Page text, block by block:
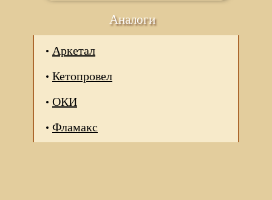
Аналоги
Аркетал
Кетопровел
ОКИ
Фламакс